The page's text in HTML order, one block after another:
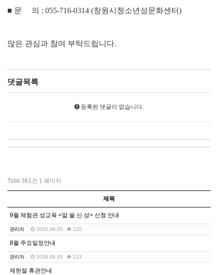
■ 문 의 : 055-716-0314 (창원시청소년성문화센터)
많은 관심과 참여 부탁드립니다.
댓글목록
등록된 댓글이 없습니다.
Total 361건 1 페이지
제목
9월 체험관 성교육 <알.쓸.신.성> 신청 안내
관리자 2026.08.05 122
8월 주요일정안내
관리자 2026.08.03 113
제헌절 휴관안내